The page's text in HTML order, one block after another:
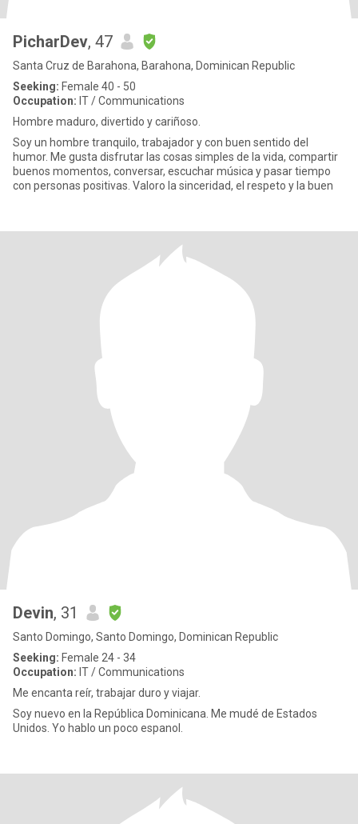
PicharDev, 47
Santa Cruz de Barahona, Barahona, Dominican Republic
Seeking: Female 40 - 50
Occupation: IT / Communications
Hombre maduro, divertido y cariñoso.
Soy un hombre tranquilo, trabajador y con buen sentido del
humor. Me gusta disfrutar las cosas simples de la vida, compartir
buenos momentos, conversar, escuchar música y pasar tiempo
con personas positivas. Valoro la sinceridad, el respeto y la buen
Devin, 31
Santo Domingo, Santo Domingo, Dominican Republic
Seeking: Female 24 - 34
Occupation: IT / Communications
Me encanta reír, trabajar duro y viajar.
Soy nuevo en la República Dominicana. Me mudé de Estados
Unidos. Yo hablo un poco espanol.